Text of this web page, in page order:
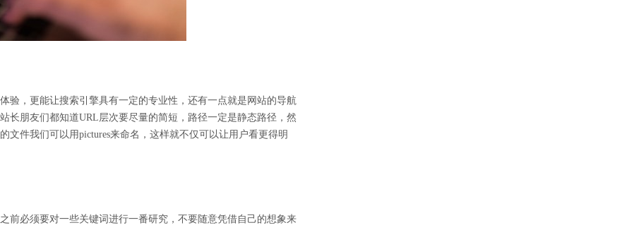
，更能让搜索引擎具有一定的专业性，还有一点就是网站的导航
长朋友们都知道URL层次要尽量的简短，路径一定是静态路径，然
件我们可以用pictures来命名，这样就不仅可以让用户看更得明
必须要对一些关键词进行一番研究，不要随意凭借自己的想象来